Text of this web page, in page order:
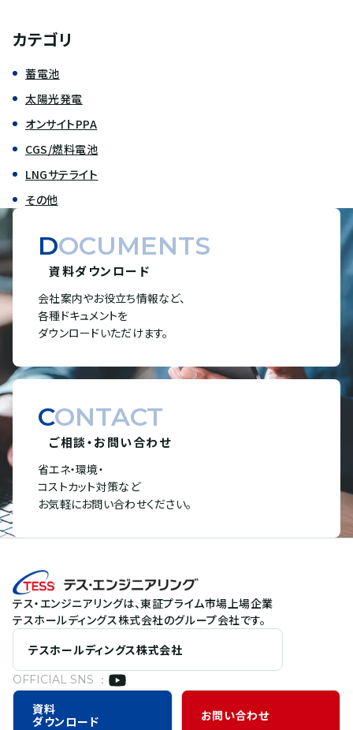
カテゴリ
蓄電池
太陽光発電
オンサイトPPA
CGS/燃料電池
LNGサテライト
その他
DOCUMENTS
資料ダウンロード
会社案内やお役立ち情報など、
各種ドキュメントを
ダウンロードいただけます。
CONTACT
ご相談・お問い合わせ
省エネ・環境・
コストカット対策など
お気軽にお問い合わせください。
テス・エンジニアリングは、東証プライム市場上場企業
テスホールディングス株式会社のグループ会社です。
テスホールディングス株式会社
OFFICIAL SNS ：
資料
ダウンロード
お問い合わせ